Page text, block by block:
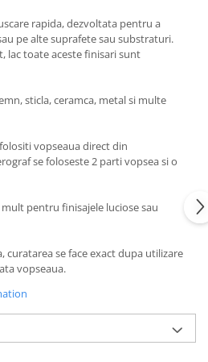
rapida, dezvoltata pentru a
pe alte suprafete sau substraturi.
lac toate aceste finisari sunt
sticla, ceramca, metal si multe
vopseaua direct din
se foloseste 2 parti vopsea si o
pentru finisajele luciose sau
curatarea se face exact dupa utilizare
vopseaua.